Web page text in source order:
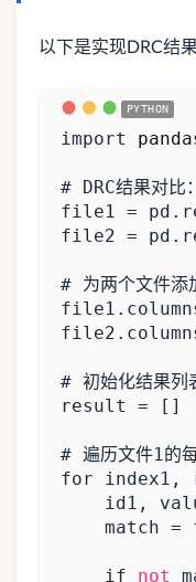
以下是实现DRC结
import
# DRC结果对比
file1 = pd .
file2 = pd .
# 为两个文件添
file1 .
file2 .
# 初始化结果列
result
= []
# 遍历文件1的
for
index1 ,
id1 ,
match =
if not